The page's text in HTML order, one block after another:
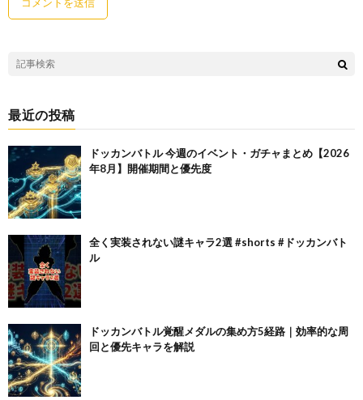
最近の投稿
ドッカンバトル 今週のイベント・ガチャまとめ【2026
年8月】開催期間と優先度
全く実装されない謎キャラ2選 #shorts #ドッカンバト
ル
ドッカンバトル覚醒メダルの集め方5経路｜効率的な周
回と優先キャラを解説